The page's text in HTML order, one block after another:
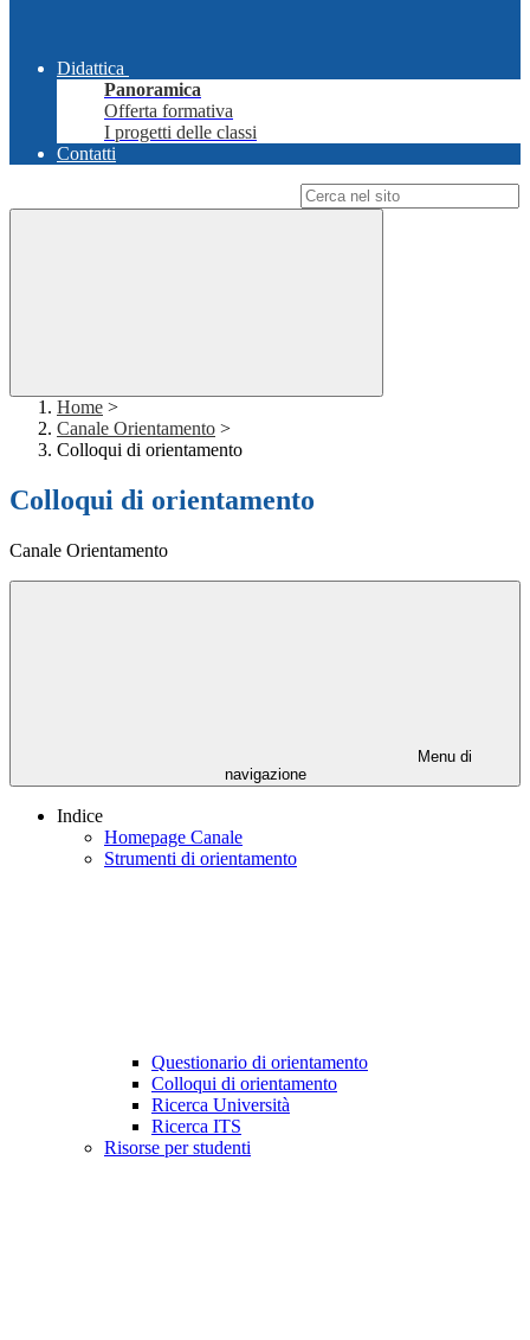
Didattica
Panoramica
Offerta formativa
I progetti delle classi
Contatti
Home >
Canale Orientamento >
Colloqui di orientamento
Colloqui di orientamento
Canale Orientamento
Menu di
navigazione
Indice
Homepage Canale
Strumenti di orientamento
Questionario di orientamento
Colloqui di orientamento
Ricerca Università
Ricerca ITS
Risorse per studenti